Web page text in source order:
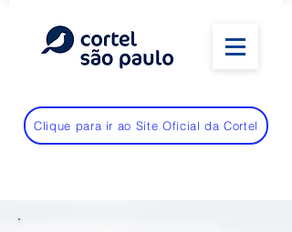
Clique para ir ao Site Oficial da Cortel